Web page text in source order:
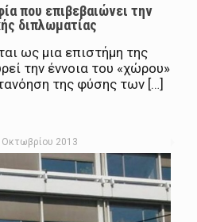
που επιβεβαιώνει την
διπλωματίας
ως μια επιστήμη της
την έννοια του «χώρου»
της φύσης των […]
Οκτωβρίου 2013